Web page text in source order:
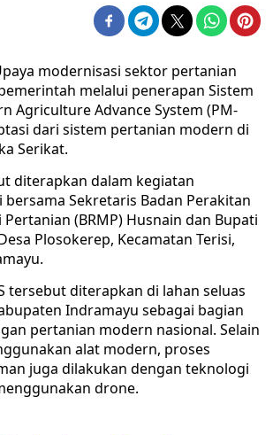
modernisasi sektor pertanian
melalui penerapan Sistem
Agriculture Advance System (PM-
dari sistem pertanian modern di
Serikat.
diterapkan dalam kegiatan
bersama Sekretaris Badan Perakitan
(BRMP) Husnain dan Bupati
Plosokerep, Kecamatan Terisi,
tersebut diterapkan di lahan seluas
Indramayu sebagai bagian
pertanian modern nasional. Selain
alat modern, proses
juga dilakukan dengan teknologi
drone.